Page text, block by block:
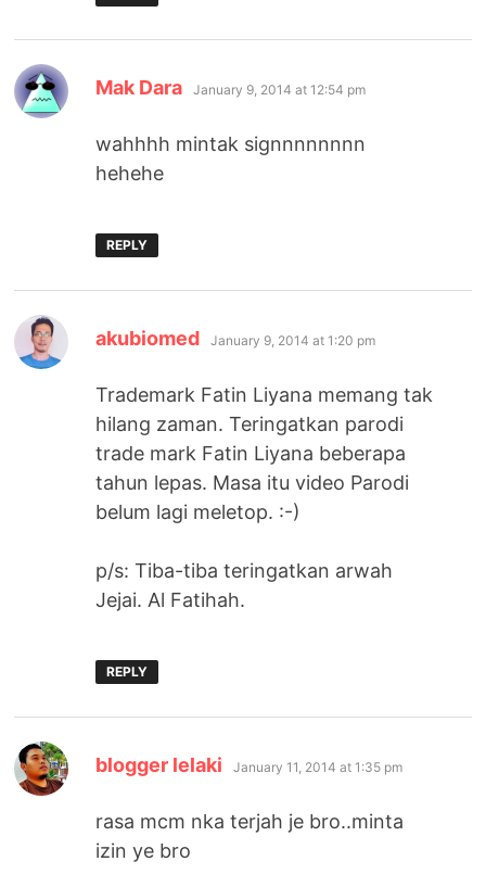
Mak Dara says:
January 9, 2014 at 12:54 pm
wahhhh mintak signnnnnnnn
hehehe
REPLY
akubiomed says:
January 9, 2014 at 1:20 pm
Trademark Fatin Liyana memang tak
hilang zaman. Teringatkan parodi
trade mark Fatin Liyana beberapa
tahun lepas. Masa itu video Parodi
belum lagi meletop. :-)
p/s: Tiba-tiba teringatkan arwah
Jejai. Al Fatihah.
REPLY
blogger lelaki says:
January 11, 2014 at 1:35 pm
rasa mcm nka terjah je bro..minta
izin ye bro